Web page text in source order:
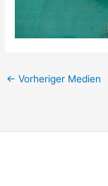
← Vorheriger Medien